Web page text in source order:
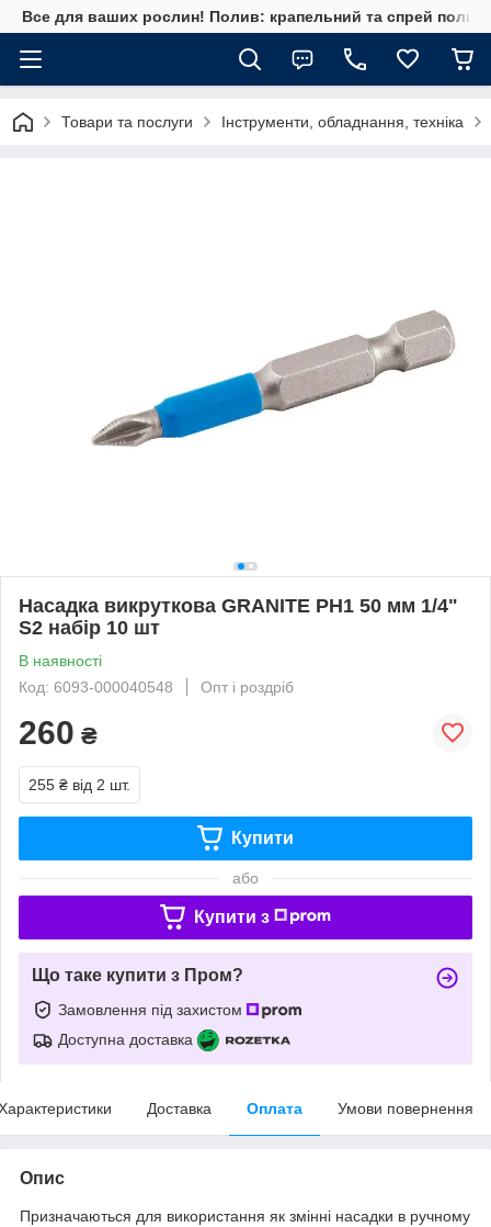
Все для ваших рослин! Полив: крапельний та спрей полив,
Товари та послуги Інструменти, обладнання, техніка
Насадка викруткова GRANITE PH1 50 мм 1/4"
S2 набір 10 шт
В наявності
Код: 6093-000040548
Опт і роздріб
260 ₴
255 ₴ від 2 шт.
Купити
або
Купити з
Що таке купити з Пром?
Замовлення під захистом
Доступна доставка
Доставка Оплата Умови повернення
Опис
Призначаються для використання як змінні насадки в ручному